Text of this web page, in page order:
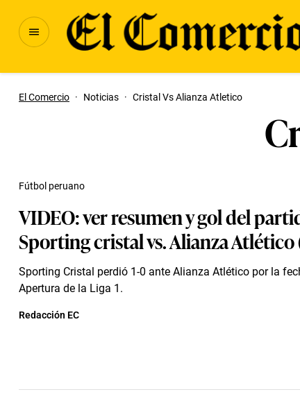
El Comercio · Noticias · Cristal Vs Alianza Atletico
VIDEO: ver resumen y gol del
Sporting cristal vs. Alianza Atlético
Sporting Cristal perdió 1-0 ante Alianza Atlético por la
Apertura de la Liga 1.
Fútbol peruano
Redacción EC